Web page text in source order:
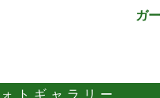
ガ
トギャラリー